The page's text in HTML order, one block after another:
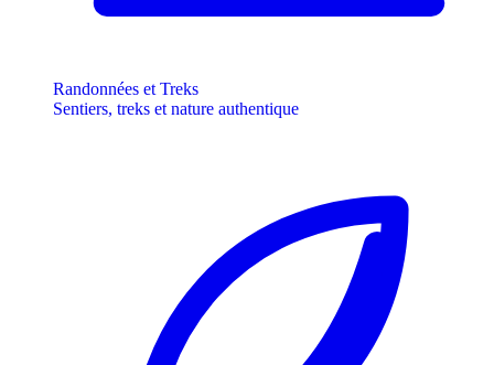
Randonnées et Treks
Sentiers, treks et nature authentique